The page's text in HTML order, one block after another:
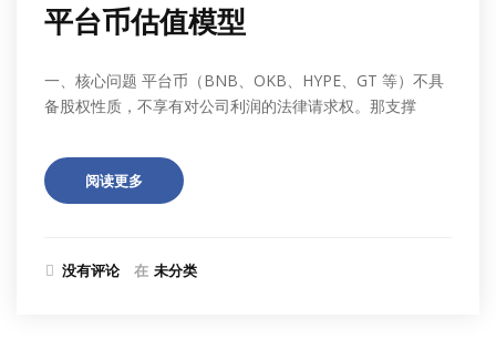
平台币估值模型
一、核心问题 平台币（BNB、OKB、HYPE、GT 等）不具
备股权性质，不享有对公司利润的法律请求权。那支撑
阅读更多
没有评论 在 未分类